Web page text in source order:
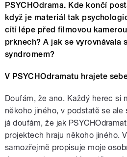
PSYCHOdrama. Kde končí
když je materiál tak
cítí lépe před filmovou
prknech? A jak se vyrovnávala
syndromem?
V PSYCHOdramatu hrajete
Doufám, že ano. Každý herec si
někoho jiného, v podstatě se ale
já doufám, že jak
projektech hraju někoho jiného.
samozřejmě propisuje moje